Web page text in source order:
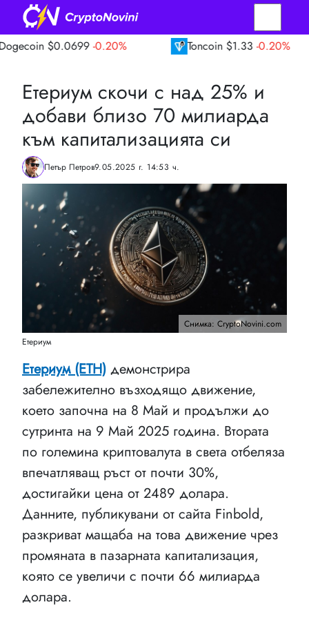
$0.0699 -0.20% Toncoin $1.33 -0.20%
Етериум скочи с над 25% и
добави близо 70 милиарда
към капитализацията си
Петър Петров9.05.2025 г. 14:53 ч.
Снимка: CryptoNovini.com
Етериум
Етериум (ETH) демонстрира
забележително възходящо движение,
което започна на 8 Май и продължи до
сутринта на 9 Май 2025 година. Втората
по големина криптовалута в света отбеляза
впечатляващ ръст от почти 30%,
достигайки цена от 2489 долара.
Данните, публикувани от сайта Finbold,
разкриват мащаба на това движение чрез
промяната в пазарната капитализация,
която се увеличи с почти 66 милиарда
долара.